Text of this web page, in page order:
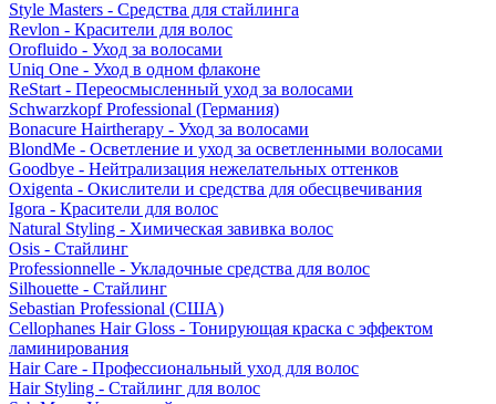
Style Masters - Средства для стайлинга
Revlon - Красители для волос
Orofluido - Уход за волосами
Uniq One - Уход в одном флаконе
ReStart - Переосмысленный уход за волосами
Schwarzkopf Professional (Германия)
Bonacure Hairtherapy - Уход за волосами
BlondMe - Осветление и уход за осветленными волосами
Goodbye - Нейтрализация нежелательных оттенков
Oxigenta - Окислители и средства для обесцвечивания
Igora - Красители для волос
Natural Styling - Химическая завивка волос
Osis - Стайлинг
Professionnelle - Укладочные средства для волос
Silhouette - Стайлинг
Sebastian Professional (США)
Cellophanes Hair Gloss - Тонирующая краска с эффектом
ламинирования
Hair Care - Профессиональный уход для волос
Hair Styling - Стайлинг для волос